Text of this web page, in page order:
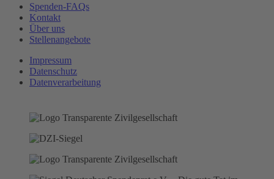
Spenden-FAQs
Kontakt
Über uns
Stellenangebote
Impressum
Datenschutz
Datenverarbeitung